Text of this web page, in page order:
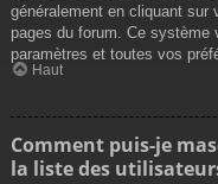
généralement en cliquant sur
pages du forum. Ce système
paramètres et toutes vos
Haut
Comment puis-je
la liste des